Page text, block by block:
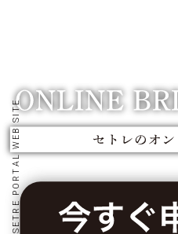
SETRE PORTAL WEB SITE